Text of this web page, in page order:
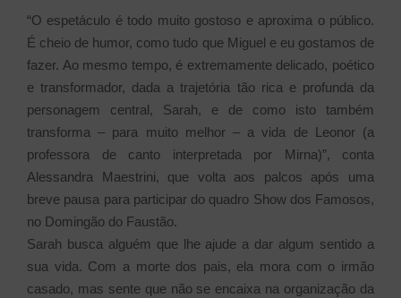
“O espetáculo é todo muito gostoso e aproxima o público.
É cheio de humor, como tudo que Miguel e eu gostamos de
fazer. Ao mesmo tempo, é extremamente delicado, poético
e transformador, dada a trajetória tão rica e profunda da
personagem central, Sarah, e de como isto também
transforma – para muito melhor – a vida de Leonor (a
professora de canto interpretada por Mirna)”, conta
Alessandra Maestrini, que volta aos palcos após uma
breve pausa para participar do quadro Show dos Famosos,
no Domingão do Faustão.
Sarah busca alguém que lhe ajude a dar algum sentido a
sua vida. Com a morte dos pais, ela mora com o irmão
casado, mas sente que não se encaixa na organização da